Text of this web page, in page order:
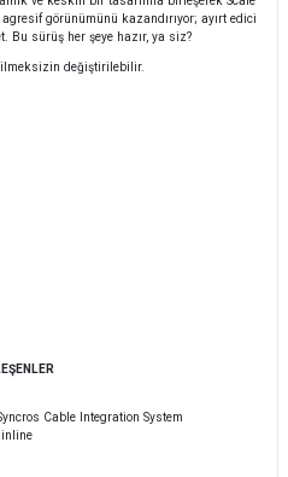
görünümünü kazandırıyor; ayırt edici
sürüş her şeye hazır, ya siz?
değiştirilebilir.
Cable Integration System